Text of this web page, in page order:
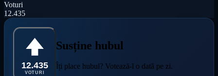
Voturi
12.435
12.435
VOTURI
Susține hubul
Îți place hubul? Votează-l o dată pe zi.